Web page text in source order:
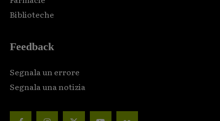
Biblioteche
Feedback
Segnala un errore
Segnala una notizia